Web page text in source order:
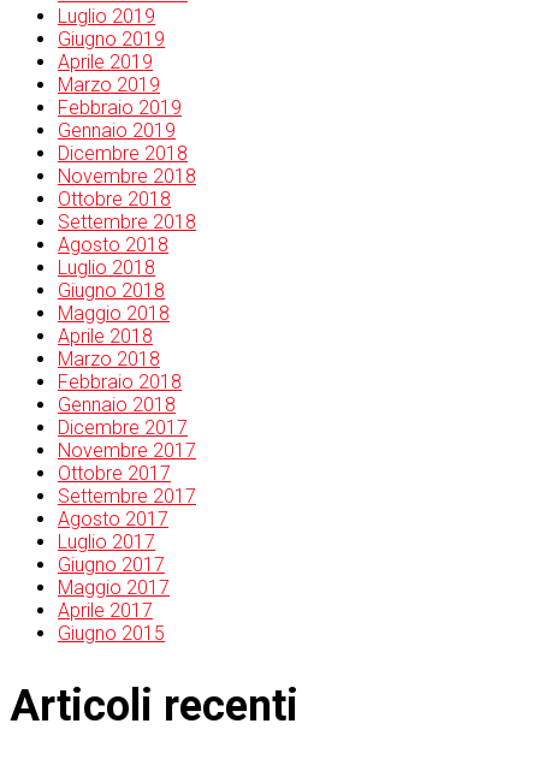
Luglio 2019
Giugno 2019
Aprile 2019
Marzo 2019
Febbraio 2019
Gennaio 2019
Dicembre 2018
Novembre 2018
Ottobre 2018
Settembre 2018
Agosto 2018
Luglio 2018
Giugno 2018
Maggio 2018
Aprile 2018
Marzo 2018
Febbraio 2018
Gennaio 2018
Dicembre 2017
Novembre 2017
Ottobre 2017
Settembre 2017
Agosto 2017
Luglio 2017
Giugno 2017
Maggio 2017
Aprile 2017
Giugno 2015
Articoli recenti